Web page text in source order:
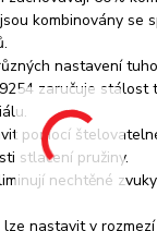
kombinovány se
nastavení
zaručuje stálost
pomocí
stlačení pružiny.
nechtěné
nastavit v